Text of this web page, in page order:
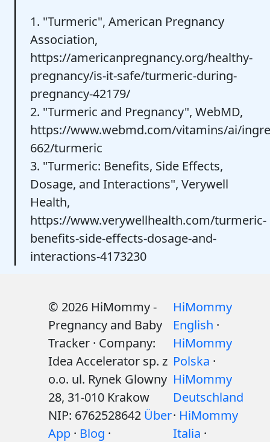
1. "Turmeric", American Pregnancy
Association,
https://americanpregnancy.org/healthy-
pregnancy/is-it-safe/turmeric-during-
pregnancy-42179/
2. "Turmeric and Pregnancy", WebMD,
https://www.webmd.com/vitamins/ai/
662/turmeric
3. "Turmeric: Benefits, Side Effects,
Dosage, and Interactions", Verywell
Health,
https://www.verywellhealth.com/turmeric-
benefits-side-effects-dosage-and-
interactions-4173230
© 2026 HiMommy -
Pregnancy and Baby
Tracker · Company:
Idea Accelerator sp. z
o.o. ul. Rynek Glowny
28, 31-010 Krakow
NIP: 6762528642 Über
App · Blog ·
HiMommy
English ·
HiMommy
Polska ·
HiMommy
Deutschland
· HiMommy
Italia ·